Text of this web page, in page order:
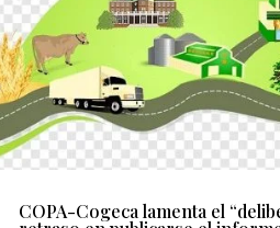
COPA-Cogeca lamenta el